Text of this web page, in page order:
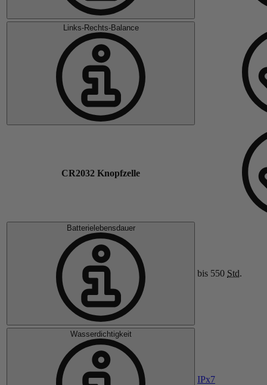
Links-Rechts-Balance
CR2032 Knopfzelle
Batterielebensdauer
bis 550 Std.
Wasserdichtigkeit
IPx7